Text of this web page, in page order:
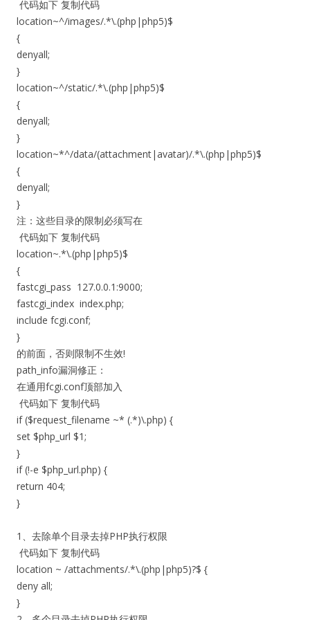
代码如下 复制代码
location~^/images/.*\.(php|php5)$
{
denyall;
}
location~^/static/.*\.(php|php5)$
{
denyall;
}
location~*^/data/(attachment|avatar)/.*\.(php|php5)$
{
denyall;
}
注：这些目录的限制必须写在
代码如下 复制代码
location~.*\.(php|php5)$
{
fastcgi_pass 127.0.0.1:9000;
fastcgi_index index.php;
include fcgi.conf;
}
的前面，否则限制不生效!
path_info漏洞修正：
在通用fcgi.conf顶部加入
代码如下 复制代码
if ($request_filename ~* (.*)\.php) {
set $php_url $1;
}
if (!-e $php_url.php) {
return 404;
}
1、去除单个目录去掉PHP执行权限
代码如下 复制代码
location ~ /attachments/.*\.(php|php5)?$ {
deny all;
}